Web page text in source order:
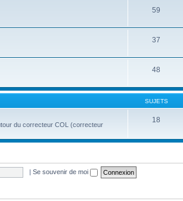
59
37
48
SUJETS
du correcteur COL (correcteur
18
| Se souvenir de moi